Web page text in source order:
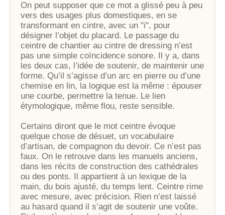
On peut supposer que ce mot a glissé peu à peu
vers des usages plus domestiques, en se
transformant en cintre, avec un "i", pour
désigner l’objet du placard. Le passage du
ceintre de chantier au cintre de dressing n’est
pas une simple coïncidence sonore. Il y a, dans
les deux cas, l’idée de soutenir, de maintenir une
forme. Qu’il s’agisse d’un arc en pierre ou d’une
chemise en lin, la logique est la même : épouser
une courbe, permettre la tenue. Le lien
étymologique, même flou, reste sensible.
Certains diront que le mot ceintre évoque
quelque chose de désuet, un vocabulaire
d’artisan, de compagnon du devoir. Ce n’est pas
faux. On le retrouve dans les manuels anciens,
dans les récits de construction des cathédrales
ou des ponts. Il appartient à un lexique de la
main, du bois ajusté, du temps lent. Ceintre rime
avec mesure, avec précision. Rien n’est laissé
au hasard quand il s’agit de soutenir une voûte.